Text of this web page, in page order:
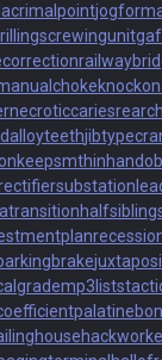
lacrimalpoint
screwingunit
necroticcaries
keepsmthinhand
mp3lists